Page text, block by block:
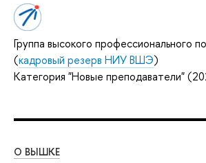
Группа высокого профессионального
(кадровый резерв НИУ ВШЭ)
Категория "Новые преподаватели"
О ВЫШКЕ